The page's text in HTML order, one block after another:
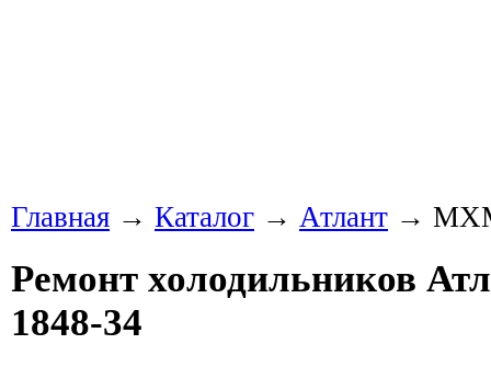
Главная → Каталог → Атлант →
Ремонт холодильников
1848-34